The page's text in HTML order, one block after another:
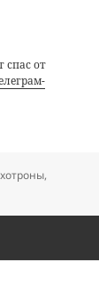
спас от
,